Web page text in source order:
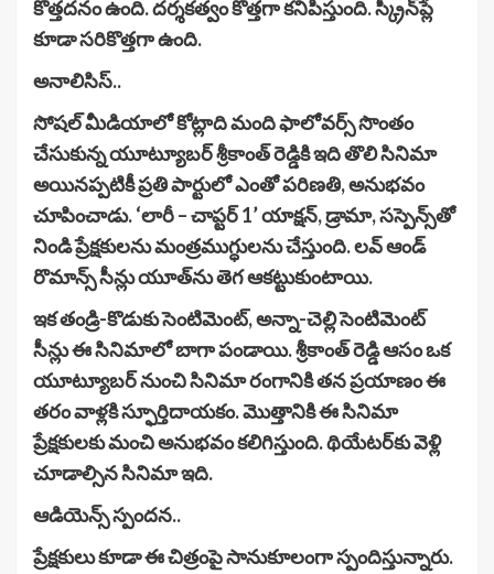
కొత్తదనం ఉంది. ద‌ర్శ‌క‌త్వం కొత్తగా క‌నిపిస్తుంది. స్క్రీన్‌ప్లే
కూడా స‌రికొత్త‌గా ఉంది.
అనాలిసిస్..
సోష‌ల్ మీడియాలో కోట్లాది మంది ఫాలోవ‌ర్స్ సొంతం
చేసుకున్న యూట్యూబ‌ర్ శ్రీకాంత్ రెడ్డికి ఇది తొలి సినిమా
అయిన‌ప్ప‌టికీ ప్ర‌తి పార్టులో ఎంతో ప‌రిణ‌తి, అనుభ‌వం
చూపించాడు. ‘లారీ – చాప్టర్ 1’ యాక్షన్, డ్రామా, సస్పెన్స్‌తో
నిండి ప్రేక్షకులను మంత్రముగ్ధులను చేస్తుంది. ల‌వ్ ఆండ్
రొమాన్స్ సీన్లు యూత్‌ను తెగ ఆక‌ట్టుకుంటాయి.
ఇక తండ్రి-కొడుకు సెంటిమెంట్, అన్నా-చెల్లి సెంటిమెంట్
సీన్లు ఈ సినిమాలో బాగా పండాయి. శ్రీకాంత్ రెడ్డి ఆసం ఒక
యూట్యూబర్ నుంచి సినిమా రంగానికి తన ప్రయాణం ఈ
త‌రం వాళ్ల‌కి స్ఫూర్తిదాయకం. మొత్తానికి ఈ సినిమా
ప్రేక్షకులకు మంచి అనుభవం కలిగిస్తుంది. థియేట‌ర్‌కు వెళ్లి
చూడాల్సిన సినిమా ఇది.
ఆడియెన్స్ స్పందన..
ప్రేక్షకులు కూడా ఈ చిత్రంపై సానుకూలంగా స్పందిస్తున్నారు.